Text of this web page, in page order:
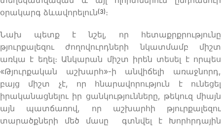
օրակարգ ձևավորելուն(3) ։
Նախ պետք է նշել, որ հետաքրքրությունը
թյուրքալեզու ժողովուրդների նկատմամբ միշտ
առկա է եղել։ Անկարան միշտ իրեն տեսել է որպես
«Թյուրքական աշխարհ»-ի անվիճելի առաջնորդ,
բայց միշտ չէ, որ հնարավորություն է ունեցել
իրականացնելու իր ցանկությունները, թեկուզ միայն
այն պատճառով, որ աշխարհի թյուրքալեզու
տարածքների մեծ մասը գտնվել է Խորհրդային